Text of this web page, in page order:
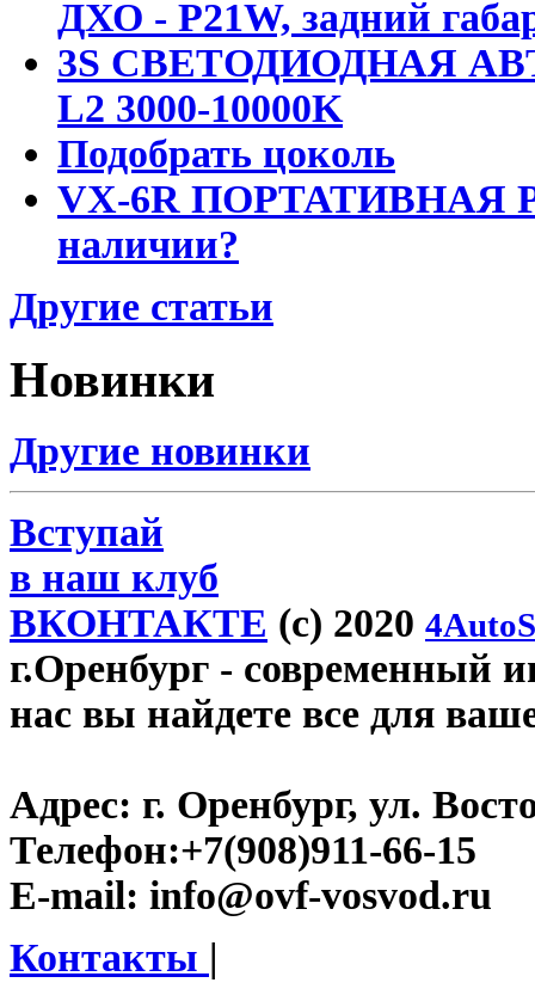
ДХО - P21W, задний
3S СВЕТОДИОДНАЯ
L2 3000-10000K
Подобрать цоколь
VX-6R ПОРТАТИВНАЯ
наличии?
Другие статьи
Новинки
Другие новинки
Вступай
в наш клуб
ВКОНТАКТЕ (c) 2020
г.Оренбург - современный
нас вы найдете все для
Адрес: г. Оренбург, ул.
Телефон:+7(908)911-66-15
E-mail: info@ovf-vosvod.ru
Контакты |